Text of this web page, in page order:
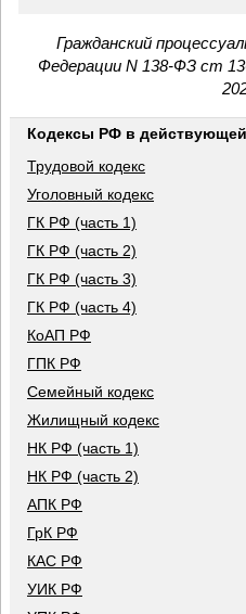
Гражданский
Федерации N 138-ФЗ ст
Кодексы РФ в
Трудовой кодекс
Уголовный кодекс
ГК РФ (часть 1)
ГК РФ (часть 2)
ГК РФ (часть 3)
ГК РФ (часть 4)
КоАП РФ
ГПК РФ
Семейный кодекс
Жилищный кодекс
НК РФ (часть 1)
НК РФ (часть 2)
АПК РФ
ГрК РФ
КАС РФ
УИК РФ